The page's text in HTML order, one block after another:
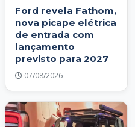
Ford revela Fathom,
nova picape elétrica
de entrada com
lançamento
previsto para 2027
07/08/2026